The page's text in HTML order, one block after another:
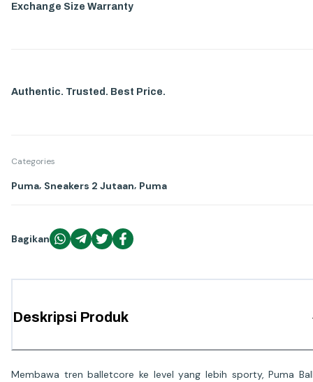
Exchange Size Warranty
Authentic. Trusted. Best Price.
Categories
Puma, Sneakers 2 Jutaan, Puma
Bagikan
Deskripsi Produk
Membawa tren balletcore ke level yang lebih sporty, Puma